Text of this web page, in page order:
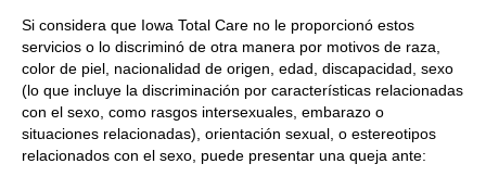
Si considera que Iowa Total Care no le proporcionó estos
servicios o lo discriminó de otra manera por motivos de raza,
color de piel, nacionalidad de origen, edad, discapacidad, sexo
(lo que incluye la discriminación por características relacionadas
con el sexo, como rasgos intersexuales, embarazo o
situaciones relacionadas), orientación sexual, o estereotipos
relacionados con el sexo, puede presentar una queja ante: